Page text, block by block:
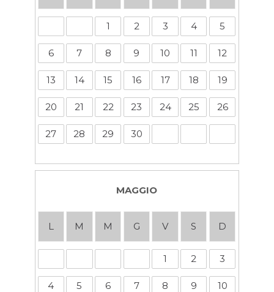
1 2 3 4 5
6 7 8 9 10 11 12
13 14 15 16 17 18 19
20 21 22 23 24 25 26
27 28 29 30
MAGGIO
L M M G V S D
1 2 3
4 5 6 7 8 9 10